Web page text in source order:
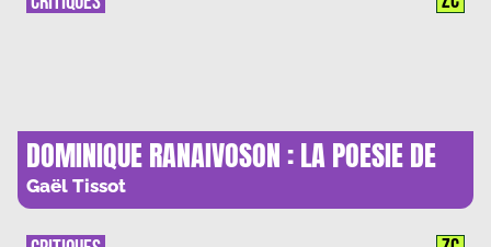
DOMINIQUE RANAIVOSON : LA POESIE DE
MADAGASCAR, LE FRANCAIS PAR-DELA LES
OCEANS
Gaël Tissot